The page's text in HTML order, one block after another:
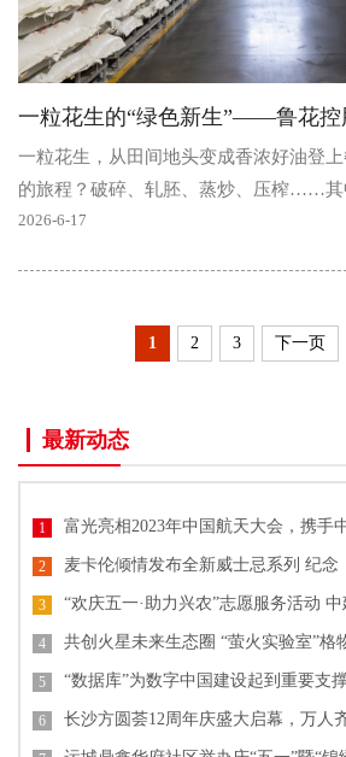
一粒花生，从田间地头变成香浓好油登
的旅程？破碎、轧胚、蒸炒、压榨……其
产物——花生饼粕，作为花生油生产的主
2026-6-17
1 2 3 下一页
最新动态
1
2
3 “欢庆五一·助力兴农”志愿服务活动
4 共创火星未来生态圈 “萤火实验室”格
5 “数据库”为数字中国建设起到重要支
6 长沙方圆荟12周年庆盛大启幕，万人